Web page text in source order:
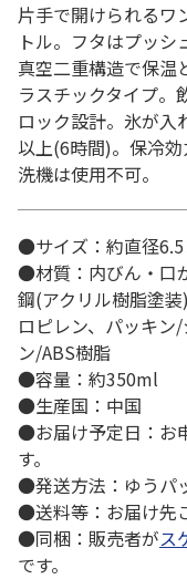
片手で開けられるワ
トル。フタはプッシ
真空二重構造で保温
ラスチックタイプ。
ロック設計。氷が入
以上(6時間)。保冷
洗機は使用不可。
●サイズ：約直径
●材質：内びん・口
鋼(アクリル樹脂塗
ロピレン、パッキン
ン/ABS樹脂
●容量：約350ml
●生産国：中国
●お届け予定日：お
す。
●発送方法：ゆうパ
●送料等：お届け先
●同梱：販売者がス
です。